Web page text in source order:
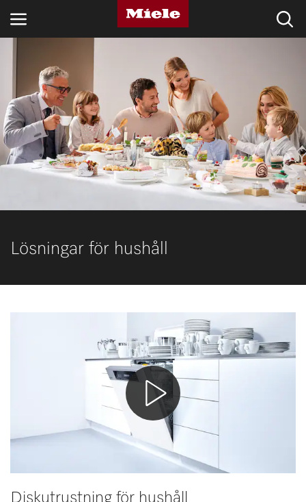
BRANSCHER
KNOWLEDGE HUB
PRODUKTER
SHOP
Miele MOVE
Lösningar för hushåll
Diskutrustning för hushåll